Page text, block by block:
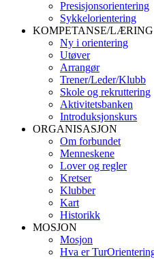
Presisjonsorientering
Sykkelorientering
KOMPETANSE/LÆRING
Ny i orientering
Utøver
Arrangør
Trener/Leder/Klubb
Skole og rekruttering
Aktivitetsbanken
Introduksjonskurs
ORGANISASJON
Om forbundet
Menneskene
Lover og regler
Kretser
Klubber
Kart
Historikk
MOSJON
Mosjon
Hva er